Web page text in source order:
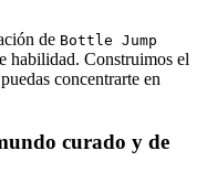
de Bottle Jump
habilidad. Construimos el
concentrarte en
curado y de